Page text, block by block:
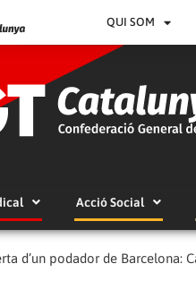
QUI SOM
Acció Social
d’un podador de Barcelona: